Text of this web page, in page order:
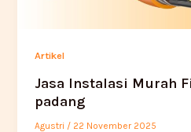
Artikel
Jasa Instalasi Murah
padang
Agustri / 22 November 2025